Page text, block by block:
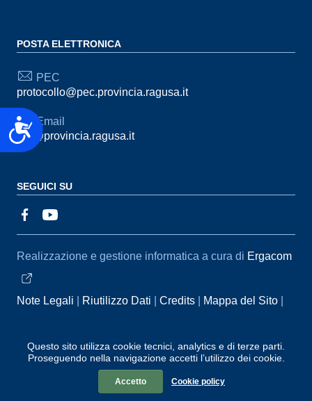
Accessibilità
Questo sito utilizza cookie tecnici, analytics e di terze parti.
Proseguendo nella navigazione accetti l’utilizzo dei cookie.
Accetto Cookie policy
POSTA ELETTRONICA
PEC
protocollo@pec.provincia.ragusa.it
Email
urp@provincia.ragusa.it
SEGUICI SU
Sezione Link Utili
Realizzazione e gestione informatica a cura di Ergacom
Note Legali Riutilizzo Dati Credits
Mappa del Sito
Segnalazioni
Statistiche accessi
Dichiarazione di
Accessibilità